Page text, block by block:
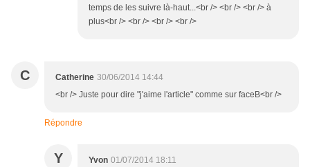
temps de les suivre là-haut...<br /> <br /> <br /> à
plus<br /> <br /> <br /> <br />
C Catherine 30/06/2014 14:44
<br /> Juste pour dire "j'aime l'article" comme sur faceB<br />
Répondre
Y Yvon 01/07/2014 18:11